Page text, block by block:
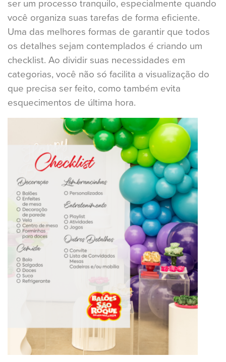
ser um processo tranquilo, especialmente quando
você organiza suas tarefas de forma eficiente.
Uma das melhores formas de garantir que todos
os detalhes sejam contemplados é criando um
checklist. Ao dividir suas necessidades em
categorias, você não só facilita a visualização do
que precisa ser feito, como também evita
esquecimentos de última hora.